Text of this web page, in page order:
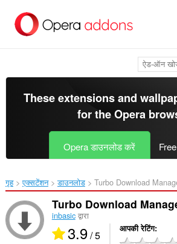
सामग्री
These extensions and
for theOpera
Opera डाउनलोड करें
गृह एक्सटेंशन डाउनलोड Turbo Download
Turbo Download
inbasicद्वारा
3.9/ 5 आपकी रेटिंग